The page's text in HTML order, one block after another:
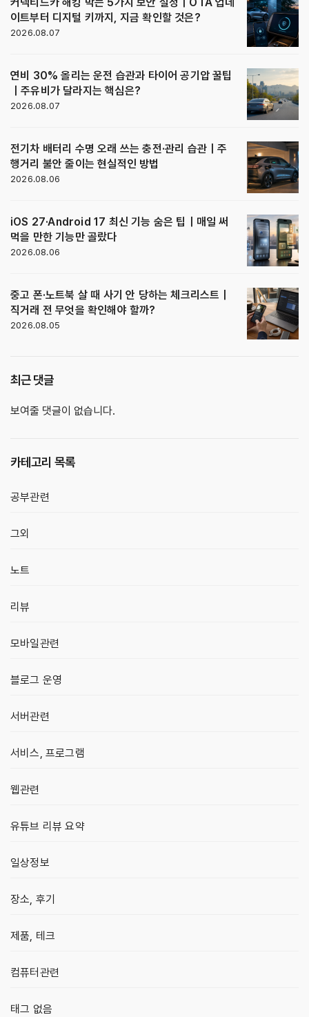
커넥티드카 해킹 막는 5가지 보안 설정｜OTA 업데
이트부터 디지털 키까지, 지금 확인할 것은?
2026.08.07
연비 30% 올리는 운전 습관과 타이어 공기압 꿀팁
｜주유비가 달라지는 핵심은?
2026.08.07
전기차 배터리 수명 오래 쓰는 충전·관리 습관｜주
행거리 불안 줄이는 현실적인 방법
2026.08.06
iOS 27·Android 17 최신 기능 숨은 팁｜매일 써
먹을 만한 기능만 골랐다
2026.08.06
중고 폰·노트북 살 때 사기 안 당하는 체크리스트｜
직거래 전 무엇을 확인해야 할까?
2026.08.05
최근 댓글
보여줄 댓글이 없습니다.
카테고리 목록
공부관련
그외
노트
리뷰
모바일관련
블로그 운영
서버관련
서비스, 프로그램
웹관련
유튜브 리뷰 요약
일상정보
장소, 후기
제품, 테크
컴퓨터관련
태그 없음